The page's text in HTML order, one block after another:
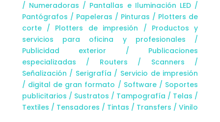
/ Numeradoras / Pantallas e Iluminación LED /
Pantógrafos / Papeleras / Pinturas / Plotters de
corte / Plotters de impresión / Productos y
servicios para oficina y profesionales /
Publicidad exterior / Publicaciones
especializadas / Routers / Scanners /
Señalización / Serigrafía / Servicio de impresión
/ digital de gran formato / Software / Soportes
publicitarios / Sustratos / Tampografía / Telas /
Textiles / Tensadores / Tintas / Transfers / Vinilo